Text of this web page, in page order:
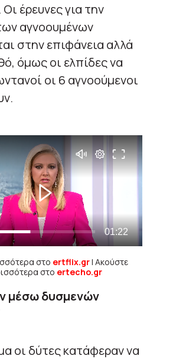
έρευνες για την
αγνοουμένων
στην επιφάνεια αλλά
όμως οι ελπίδες να
οι 6 αγνοούμενοι
στο ertflix.gr| Ακούστε
στο ertecho.gr
μέσω δυσμενών
οι δύτες κατάφεραν να